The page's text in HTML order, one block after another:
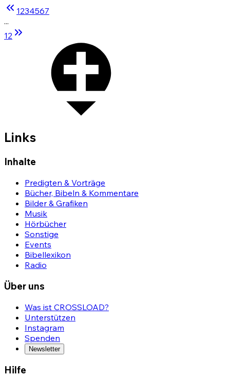
1234567
...
12
Links
Inhalte
Predigten & Vorträge
Bücher, Bibeln & Kommentare
Bilder & Grafiken
Musik
Hörbücher
Sonstige
Events
Bibellexikon
Radio
Über uns
Was ist CROSSLOAD?
Unterstützen
Instagram
Spenden
Newsletter
Hilfe